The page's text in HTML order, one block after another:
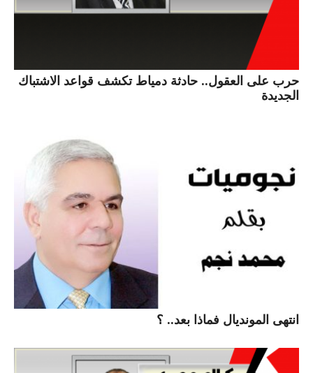
حرب على العقول.. حادثة دمياط تكشف قواعد الاشتباك
الجديدة
انتهى المونديال فماذا بعد.. ؟